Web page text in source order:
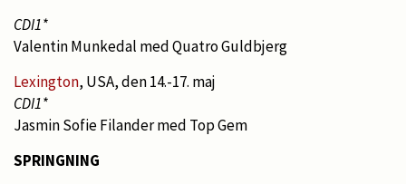
CDI1*
Valentin Munkedal med Quatro Guldbjerg
Lexington, USA, den 14.-17. maj
CDI1*
Jasmin Sofie Filander med Top Gem
SPRINGNING